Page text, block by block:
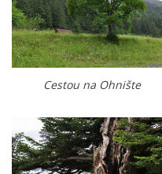
Cestou na Ohnište